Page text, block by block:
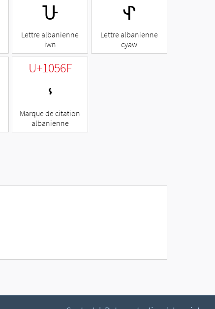
𐕞
Lettre albanienne
iwn
𐕟
Lettre albanienne
cyaw
U+1056F
𐕯
Marque de citation
albanienne